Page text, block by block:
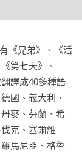
《兄弟》、《活
第七天》、
譯成40多種語
國、義大利、
麥、芬蘭、希
克、塞爾維
馬尼亞、格魯